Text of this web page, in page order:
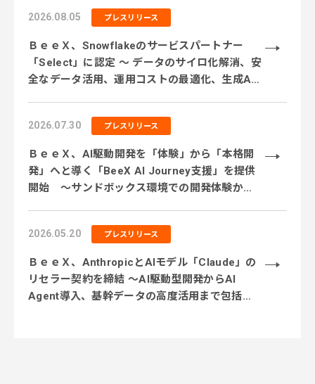
2026.08.05 プレスリリース
ＢｅｅＸ、Snowflakeのサービスパートナー
「Select」に認定 ～ データのサイロ化解消、安
全なデータ活用、運用コストの最適化、生成AI
2026.07.30 プレスリリース
ＢｅｅＸ、AI駆動開発を「体験」から「本格開
発」へと導く「BeeX AI Journey支援」を提供
開始 ～サンドボックス環境での開発体験から
2026.05.20 プレスリリース
ＢｅｅＸ、AnthropicとAIモデル「Claude」の
リセラー契約を締結 〜AI駆動型開発からAI
Agent導入、基幹データの高度活用まで包括的